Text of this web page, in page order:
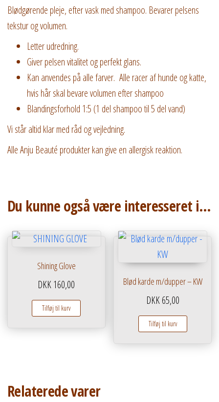
Blødgørende pleje, efter vask med shampoo. Bevarer pelsens
tekstur og volumen.
Letter udredning.
Giver pelsen vitalitet og perfekt glans.
Kan anvendes på alle farver. Alle racer af hunde og katte,
hvis hår skal bevare volumen efter shampoo
Blandingsforhold 1:5 (1 del shampoo til 5 del vand)
Vi står altid klar med råd og vejledning.
Alle Anju Beauté produkter kan give en allergisk reaktion.
Du kunne også være interesseret i…
Shining Glove
DKK160,00
Tilføj til kurv
Blød karde m/dupper – KW
DKK65,00
Tilføj til kurv
Relaterede varer